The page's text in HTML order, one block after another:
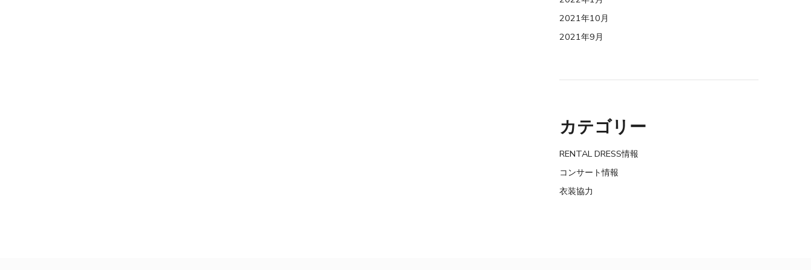
2021年10月
2021年9月
カテゴリー
RENTAL DRESS情報
コンサート情報
衣装協力